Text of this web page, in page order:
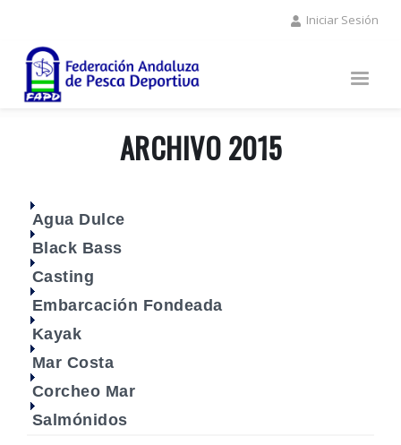
contenido
principal
Iniciar Sesión
ARCHIVO 2015
Agua Dulce
Black Bass
Casting
Embarcación Fondeada
Kayak
Mar Costa
Corcheo Mar
Salmónidos